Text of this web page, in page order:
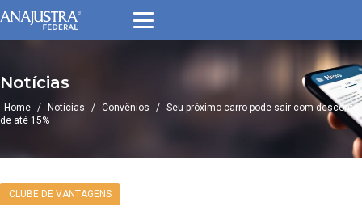
Notícias
Home / Notícias / Convênios / Seu próximo carro pode sair com desconto
de até 15%
CLUBE DE VANTAGENS